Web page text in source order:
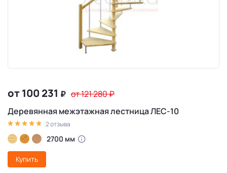
от 100 231 ₽ от 121 280₽
Деревянная межэтажная лестница ЛЕС-10
2 отзыва
2700 мм
Купить